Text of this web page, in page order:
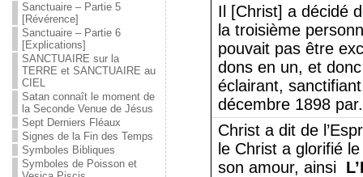
Sanctuaire – Partie 5
[Révérence]
Sanctuaire – Partie 6
[Explications]
SANCTUAIRE sur la
TERRE et SANCTUAIRE au
CIEL
Satan connaît le moment de
la Seconde Venue de Jésus
Sept Derniers Fléaux
Signes de la Fin des Temps
Symboles Bibliques
Symboles de Poisson et
Il [Christ] a décidé
la troisième
pouvait pas être
dons en un, et
éclairant,
décembre 1898
Christ a dit de
le Christ a glorifié
son amour, ainsi